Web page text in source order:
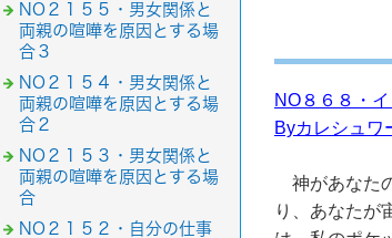
NO８６８・
Byカレシュワ
神があなた
り、あなたが
NO２１５５・男女関係と
両親の喧嘩を原因とする場
合３
NO２１５４・男女関係と
両親の喧嘩を原因とする場
合２
NO２１５３・男女関係と
両親の喧嘩を原因とする場
合
NO２１５２・自分の仕事